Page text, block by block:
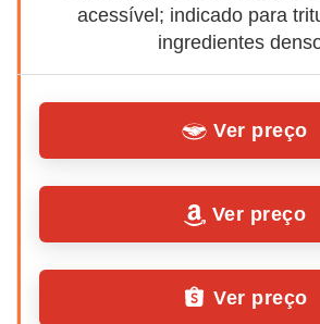
acessível; indicado para
ingredientes
Ver preço
Ver preço
Ver preço